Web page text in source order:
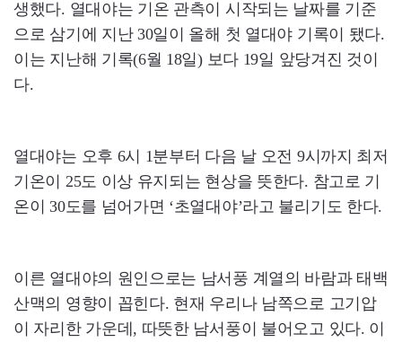
생했다. 열대야는 기온 관측이 시작되는 날짜를 기준
으로 삼기에 지난 30일이 올해 첫 열대야 기록이 됐다.
이는 지난해 기록(6월 18일) 보다 19일 앞당겨진 것이
다.
열대야는 오후 6시 1분부터 다음 날 오전 9시까지 최저
기온이 25도 이상 유지되는 현상을 뜻한다. 참고로 기
온이 30도를 넘어가면 ‘초열대야’라고 불리기도 한다.
이른 열대야의 원인으로는 남서풍 계열의 바람과 태백
산맥의 영향이 꼽힌다. 현재 우리나 남쪽으로 고기압
이 자리한 가운데, 따뜻한 남서풍이 불어오고 있다. 이